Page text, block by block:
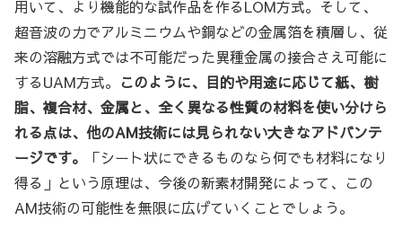
用いて、より機能的な試作品を作るLOM方式。そして、
超音波の力でアルミニウムや銅などの金属箔を積層し、従
来の溶融方式では不可能だった異種金属の接合さえ可能に
するUAM方式。 このように、目的や用途に応じて紙、樹
脂、複合材、金属と、全く異なる性質の材料を使い分けら
れる点は、他のAM技術には見られない大きなアドバンテ
ージです。
「シート状にできるものなら何でも材料になり
得る」という原理は、今後の新素材開発によって、この
AM技術の可能性を無限に広げていくことでしょう。